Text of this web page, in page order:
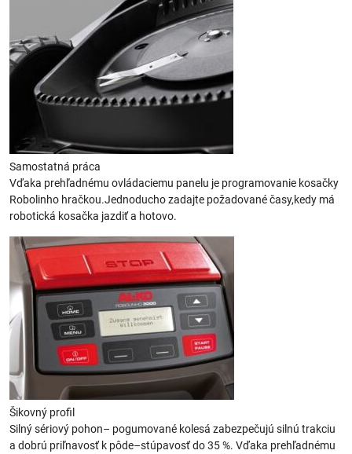
Samostatná práca
Vďaka prehľadnému ovládaciemu panelu je programovanie kosačky
Robolinho hračkou.Jednoducho zadajte požadované časy,kedy má
robotická kosačka jazdiť a hotovo.
Šikovný profil
Silný sériový pohon– pogumované kolesá zabezpečujú silnú trakciu
a dobrú priľnavosť k pôde–stúpavosť do 35 %. Vďaka prehľadnému